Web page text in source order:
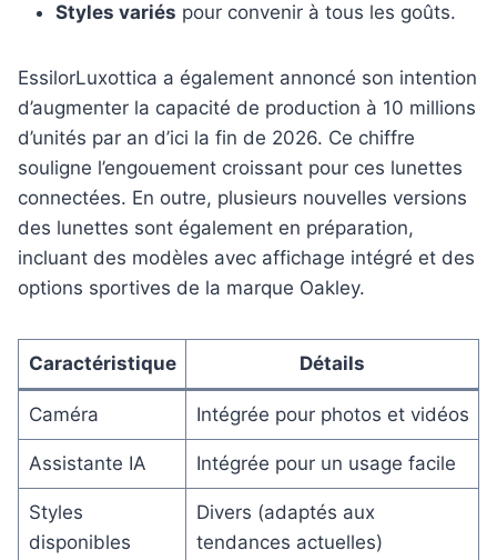
Styles variés pour convenir à tous les goûts.
EssilorLuxottica a également annoncé son intention
d’augmenter la capacité de production à 10 millions
d’unités par an d’ici la fin de 2026. Ce chiffre
souligne l’engouement croissant pour ces lunettes
connectées. En outre, plusieurs nouvelles versions
des lunettes sont également en préparation,
incluant des modèles avec affichage intégré et des
options sportives de la marque Oakley.
Caractéristique Détails
Caméra Intégrée pour photos et vidéos
Assistante IA Intégrée pour un usage facile
Styles
disponibles
Divers (adaptés aux
tendances actuelles)